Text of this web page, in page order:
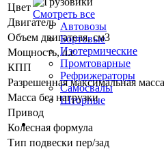
Смотреть все
Автовозы
Бортовые
Изотермические
Промтоварные
Рефрижераторы
Самосвалы
Шторные
Коммерческие авто
Цвет
Двигатель
Объем двигателя, см3
Мощность, л.с
КПП
Разрешенная максимальная масса
Масса без нагрузки
Привод
Колесная формула
Тип подвески пер/зад